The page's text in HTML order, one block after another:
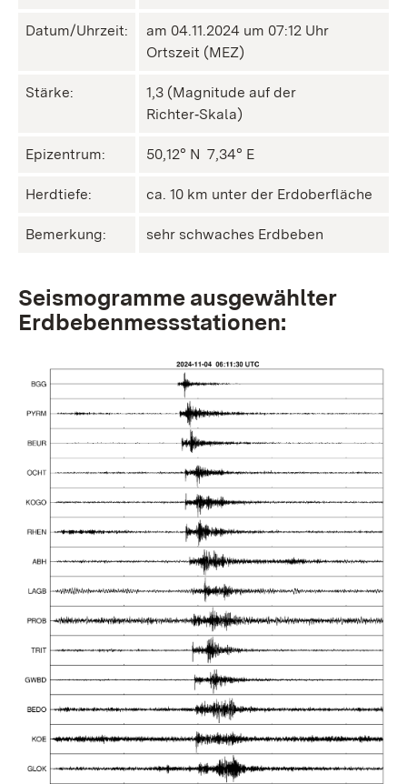
Datum/Uhrzeit:
am 04.11.2024 um 07:12 Uhr
Ortszeit (MEZ)
Stärke:
1,3 (Magnitude auf der
Richter‑Skala)
Epizentrum: 50,12° N ㅤ 7,34° E
Herdtiefe: ca. 10 km unter der Erdoberfläche
Bemerkung: sehr schwaches Erdbeben
Seismogramme ausgewählter
Erdbebenmessstationen: